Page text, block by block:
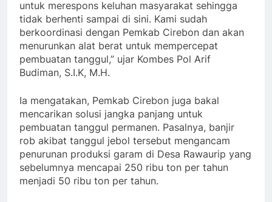
untuk merespons keluhan masyarakat sehingga
tidak berhenti sampai di sini. Kami sudah
berkoordinasi dengan Pemkab Cirebon dan akan
menurunkan alat berat untuk mempercepat
pembuatan tanggul,” ujar Kombes Pol Arif
Budiman, S.I.K, M.H.
Ia mengatakan, Pemkab Cirebon juga bakal
mencarikan solusi jangka panjang untuk
pembuatan tanggul permanen. Pasalnya, banjir
rob akibat tanggul jebol tersebut mengancam
penurunan produksi garam di Desa Rawaurip yang
sebelumnya mencapai 250 ribu ton per tahun
menjadi 50 ribu ton per tahun.